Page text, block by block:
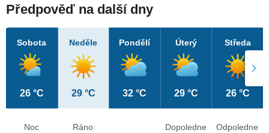
Předpověď na další dny
Sobota
26 °C
Neděle
29 °C
Pondělí
32 °C
Úterý
29 °C
Středa
26 °C
Noc
Ráno
Dopoledne
Odpoledne